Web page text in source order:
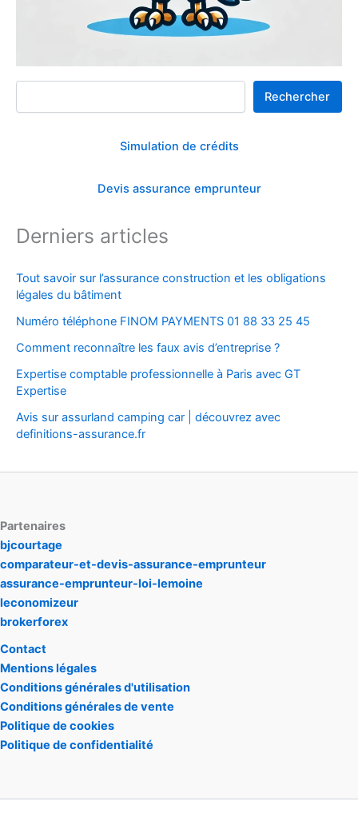
Rechercher
Rechercher
Simulation de crédits
Devis assurance emprunteur
Derniers articles
Tout savoir sur l’assurance construction et les obligations
légales du bâtiment
Numéro téléphone FINOM PAYMENTS 01 88 33 25 45
Comment reconnaître les faux avis d’entreprise ?
Expertise comptable professionnelle à Paris avec GT
Expertise
Avis sur assurland camping car | découvrez avec
definitions-assurance.fr
Partenaires
bjcourtage
comparateur-et-devis-assurance-emprunteur
assurance-emprunteur-loi-lemoine
leconomizeur
brokerforex
Contact
Mentions légales
Conditions générales d'utilisation
Conditions générales de vente
Politique de cookies
Politique de confidentialité